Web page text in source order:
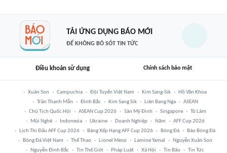
TẢI ỨNG DỤNG BÁO MỚI
ĐỂ KHÔNG BỎ SÓT TIN TỨC
Điều khoản sử dụng Chính sách bảo mật
Xuân Son Campuchia Đội Tuyển Việt Nam Kim Sang-Sik
Hồ Văn Khoa
Trần Thanh Mẫn
Đình Bắc Kim Sang Sik Liên Bang Nga
ASEAN
Chủ Tịch Quốc Hội
ASEAN Cup 2026 Sân Mỹ Đình Singapore
Tô Lâm
Mũi Nghê
Indonesia Ukraine Doanh Nghiệp Năm
AFF Cup 2026
Lịch Thi Đấu AFF Cup 2026
Bảng Xếp Hạng AFF Cup 2026 Bóng Đá
Báo Bóng Đá
Bóng Đá Việt Nam
Thể Thao Lionel Messi Lamine Yamal
Nguyễn Xuân Son
Nguyễn Đình Bắc
Tin Thế Giới Pháp Luật Xã Hội Tin Bão Tin Tức